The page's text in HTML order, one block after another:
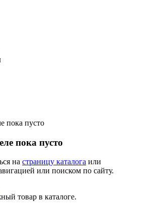
пока пусто
на страницу каталога или
или поиском по сайту.
товар в каталоге.